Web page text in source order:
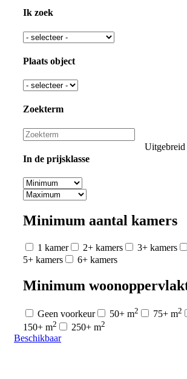
Ik zoek
Plaats object
Zoekterm
In de prijsklasse
Minimum aantal kamers
1 kamer 2+ kamers 3+ kamers
5+ kamers
6+ kamers
Minimum
Geen voorkeur 50+ m2 75+ m2
150+ m2 250+ m2
Beschikbaar